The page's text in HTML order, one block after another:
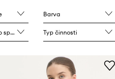
Barva
Typ činnosti